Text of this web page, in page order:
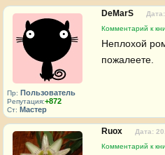
Пр: Пользователь
Репутация:+872
Ст: Мастер
DeMarS
Комментарий к
Неплохой
пожалеете.
Ruox
Дата:
Комментарий к